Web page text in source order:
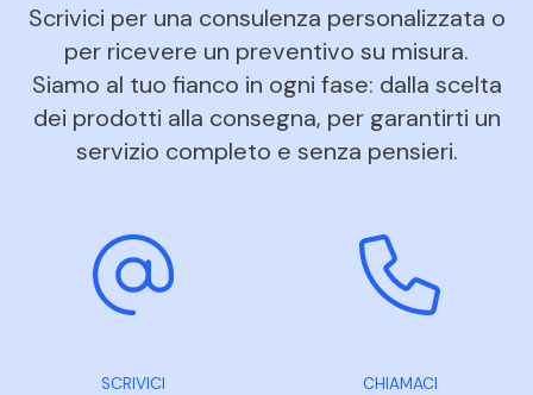
Scrivici per una consulenza personalizzata o
per ricevere un preventivo su misura.
Siamo al tuo fianco in ogni fase: dalla scelta
dei prodotti alla consegna, per garantirti un
servizio completo e senza pensieri.
SCRIVICI CHIAMACI